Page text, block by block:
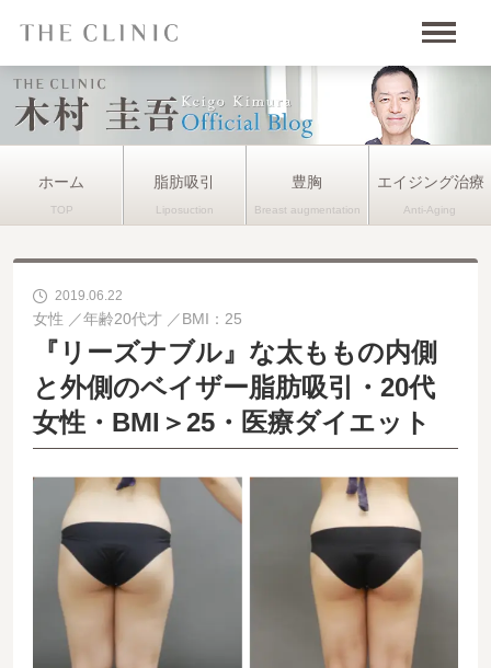
ホーム 脂肪吸引 豊胸 エイジング治療
2019.06.22
女性 年齢20代才 BMI：25
『リーズナブル』な太ももの内側
と外側のベイザー脂肪吸引・20代
女性・BMI＞25・医療ダイエット